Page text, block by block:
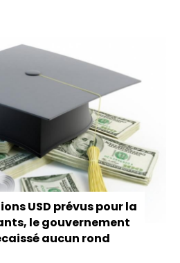
USD prévus pour la
le gouvernement
aucun rond